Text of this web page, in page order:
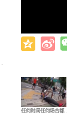
任何时间任何场合都…